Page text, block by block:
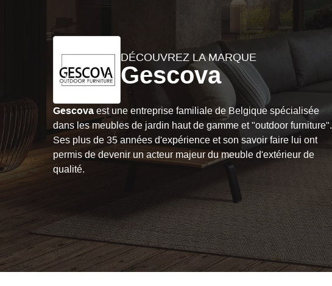
DÉCOUVREZ LA MARQUE
Gescova
Gescova est une entreprise familiale de Belgique spécialisée
dans les meubles de jardin haut de gamme et "outdoor furniture".
Ses plus de 35 années d'expérience et son savoir faire lui ont
permis de devenir un acteur majeur du meuble d'extérieur de
qualité.